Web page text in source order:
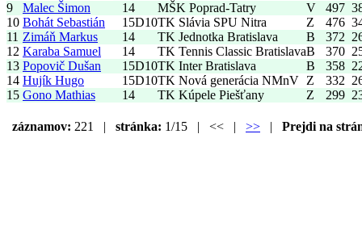
9
Malec Šimon 14 MŠK Poprad-Tatry V 497
10 Bohát Sebastián 15D10TK Slávia SPU Nitra Z 476
11 Zimáň Markus 14 TK Jednotka Bratislava B 372
12 Karaba Samuel 14 TK Tennis Classic BratislavaB 370
13 Popovič Dušan 15D10TK Inter Bratislava B 358
14 Hujík Hugo 15D10TK Nová generácia NMnV Z 332
15 Gono Mathias 14 TK Kúpele Piešťany Z 299
záznamov: 221 | stránka: 1/15 | << | >> | Prejdi na